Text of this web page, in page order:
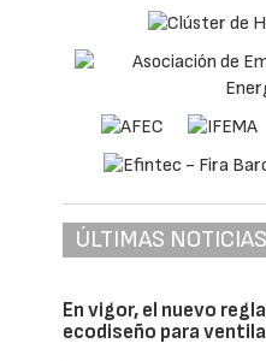
ÚLTIMAS NOTICIAS
En vigor, el nuevo
ecodiseño para